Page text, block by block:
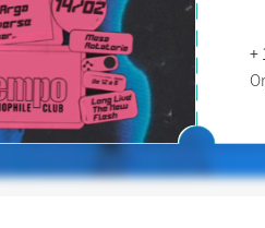
+